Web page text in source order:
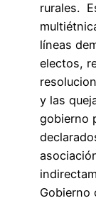
rurales.
líneas
electos,
y las
gobierno
Gobierno